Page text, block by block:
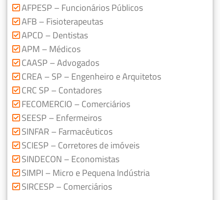
AFPESP – Funcionários Públicos
AFB – Fisioterapeutas
APCD – Dentistas
APM – Médicos
CAASP – Advogados
CREA – SP – Engenheiro e Arquitetos
CRC SP – Contadores
FECOMERCIO – Comerciários
SEESP – Enfermeiros
SINFAR – Farmacêuticos
SCIESP – Corretores de imóveis
SINDECON – Economistas
SIMPI – Micro e Pequena Indústria
SIRCESP – Comerciários